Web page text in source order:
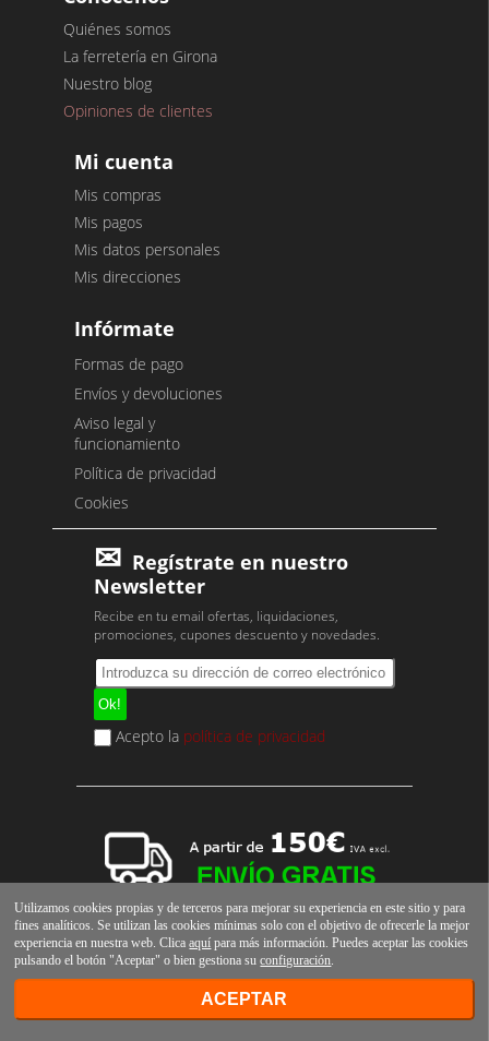
Quiénes somos
La ferretería en Girona
Nuestro blog
Opiniones de clientes
Mi cuenta
Mis compras
Mis pagos
Mis datos personales
Mis direcciones
Infórmate
Formas de pago
Envíos y devoluciones
Aviso legal y
funcionamiento
Política de privacidad
Cookies
Regístrate en nuestro
Newsletter
Recibe en tu email ofertas, liquidaciones,
promociones, cupones descuento y novedades.
Acepto la política de privacidad
Utilizamos cookies propias y de terceros para mejorar su experiencia en este sitio y para
fines analíticos. Se utilizan las cookies mínimas solo con el objetivo de ofrecerle la mejor
experiencia en nuestra web. Clicaaquí para más información. Puedes aceptar las cookies
pulsando el botón "Aceptar" o bien gestiona suconfiguración.
ACEPTAR